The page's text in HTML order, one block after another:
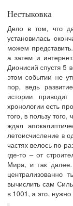
Нестыковка
Дело в том, что
установилась
можем
а затем и
Дионисий спустя 5
этом событии не
пор, ведь
истории
хронологии есть
того, в пользу того,
ждал
летоисчисление в
частях велось по-
где-то – от
Мира, и так
централизованно
вычислить сам
в 1001, а это,